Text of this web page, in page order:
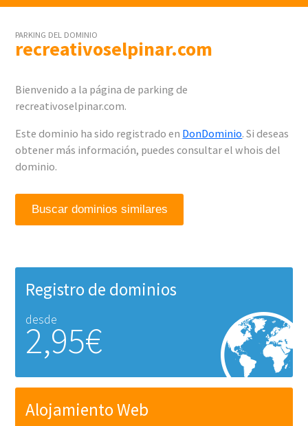
PARKING DEL DOMINIO
recreativoselpinar.com
Bienvenido a la página de parking de
recreativoselpinar.com.
Este dominio ha sido registrado en DonDominio. Si deseas
obtener más información, puedes consultar el whois del
dominio.
Buscar dominios similares
Registro de dominios
desde
2,95€
Alojamiento Web